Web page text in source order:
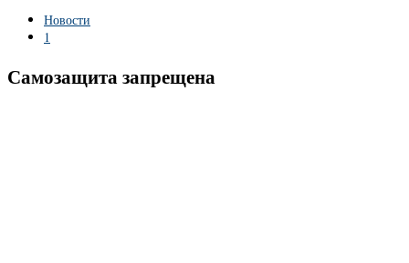
Новости
1
Самозащита запрещена